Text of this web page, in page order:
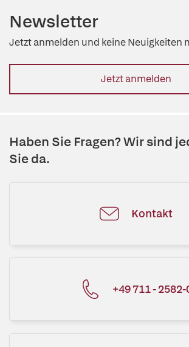
Newsletter
Jetzt anmelden und keine Neuigkeiten
Jetzt anmelden
Haben Sie Fragen? Wir sind
Sie da.
Kontakt
+49 711 - 2582-